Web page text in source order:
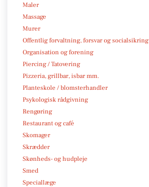
Maler
Massage
Murer
Offentlig forvaltning, forsvar og socialsikring
Organisation og forening
Piercing / Tatovering
Pizzeria, grillbar, isbar mm.
Planteskole / blomsterhandler
Psykologisk rådgivning
Rengøring
Restaurant og café
Skomager
Skrædder
Skønheds- og hudpleje
Smed
Speciallæge